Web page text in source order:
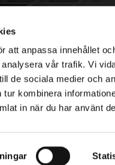
att anpassa innehållet
vår trafik. Vi
de sociala medier och
kombinera
in när du har använt
Copyright ©